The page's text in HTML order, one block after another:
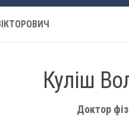
Куліш
Доктор